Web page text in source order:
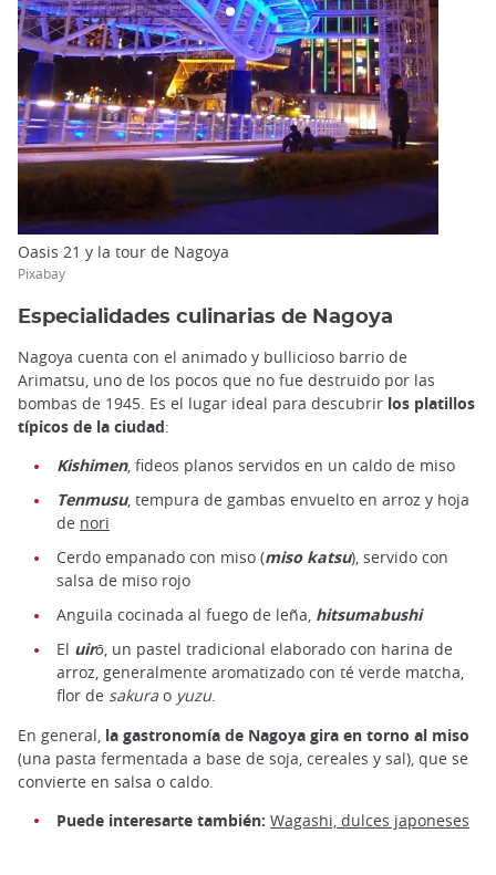
Oasis 21 y la tour de Nagoya
Pixabay
Especialidades culinarias de Nagoya
Nagoya cuenta con el animado y bullicioso barrio de
Arimatsu, uno de los pocos que no fue destruido por las
bombas de 1945. Es el lugar ideal para descubrir los platillos
típicos de la ciudad:
Kishimen, fideos planos servidos en un caldo de miso
Tenmusu, tempura de gambas envuelto en arroz y hoja
de nori
Cerdo empanado con miso (miso katsu), servido con
salsa de miso rojo
Anguila cocinada al fuego de leña, hitsumabushi
El uirō, un pastel tradicional elaborado con harina de
arroz, generalmente aromatizado con té verde matcha,
flor de sakura o yuzu.
En general, la gastronomía de Nagoya gira en torno al miso
(una pasta fermentada a base de soja, cereales y sal), que se
convierte en salsa o caldo.
Puede interesarte también: Wagashi, dulces japoneses